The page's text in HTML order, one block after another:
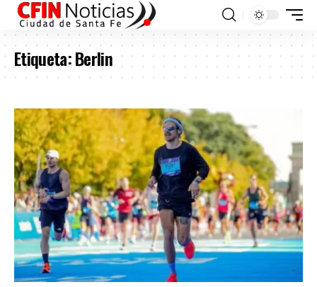
Etiqueta:Berlin